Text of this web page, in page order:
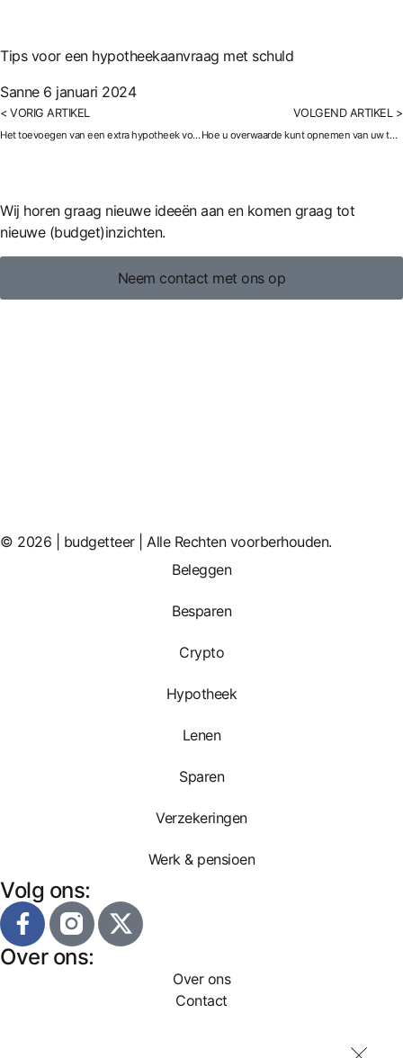
Tips voor een hypotheekaanvraag met schuld
Sanne 6 januari 2024
< VORIG ARTIKEL
Het toevoegen van een extra hypotheek voor verbouwing
VOLGEND ARTIKEL >
Hoe u overwaarde kunt opnemen van uw tweede huis
Wij horen graag nieuwe ideeën aan en komen graag tot
nieuwe (budget)inzichten.
Neem contact met ons op
© 2026 | budgetteer | Alle Rechten voorberhouden.
Beleggen
Besparen
Crypto
Hypotheek
Lenen
Sparen
Verzekeringen
Werk & pensioen
Volg ons:
Over ons:
Over ons
Contact